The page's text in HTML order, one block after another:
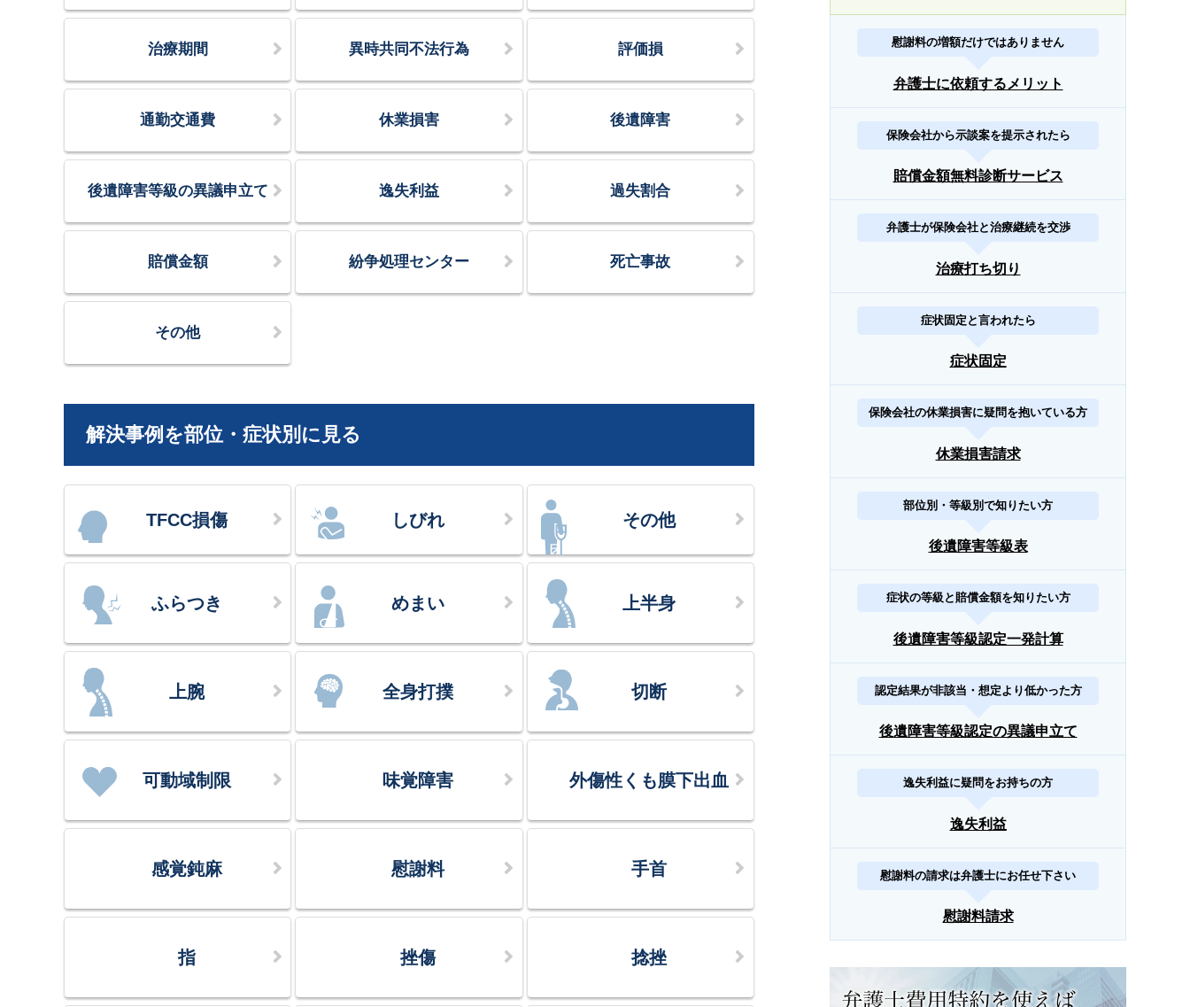
治療期間 異時共同不法行為 評価損
通勤交通費 休業損害 後遺障害
後遺障害等級の異議申立て 逸失利益 過失割合
賠償金額 紛争処理センター 死亡事故
その他
解決事例を部位・症状別に見る
TFCC損傷 しびれ その他
ふらつき めまい 上半身
上腕 全身打撲 切断
可動域制限 味覚障害 外傷性くも膜下出血
感覚鈍麻 慰謝料 手首
指 挫傷 捻挫
慰謝料の増額だけではありません
弁護士に依頼するメリット
保険会社から示談案を提示されたら
賠償金額無料診断サービス
弁護士が保険会社と治療継続を交渉
治療打ち切り
症状固定と言われたら
症状固定
保険会社の休業損害に疑問を抱いている方
休業損害請求
部位別・等級別で知りたい方
後遺障害等級表
症状の等級と賠償金額を知りたい方
後遺障害等級認定一発計算
認定結果が非該当・想定より低かった方
後遺障害等級認定の異議申立て
逸失利益に疑問をお持ちの方
逸失利益
慰謝料の請求は弁護士にお任せ下さい
慰謝料請求